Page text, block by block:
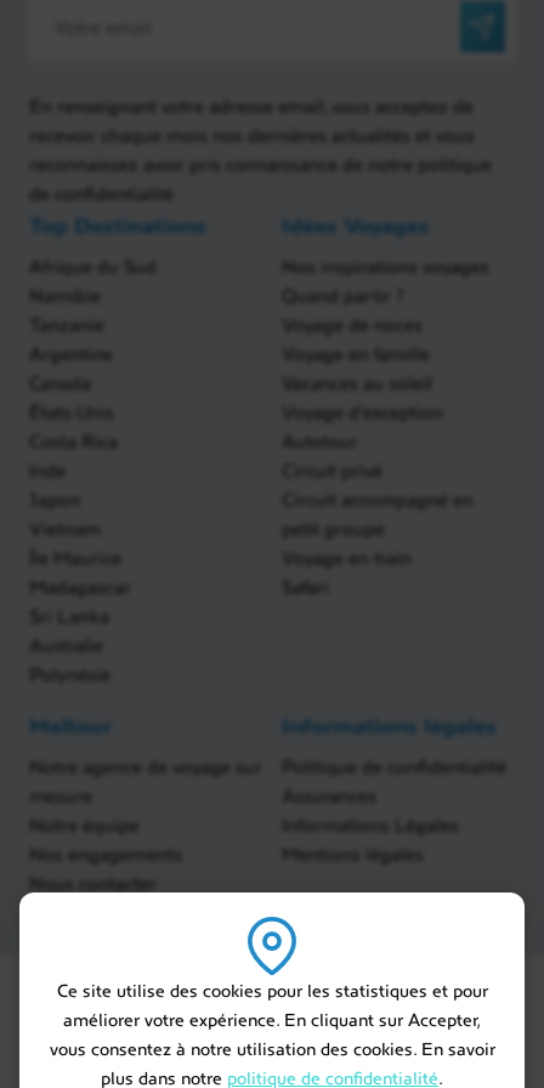
Ce site utilise des cookies pour les statistiques et pour
améliorer votre expérience. En cliquant sur Accepter,
vous consentez à notre utilisation des cookies. En savoir
plus dans notre politique de confidentialité.
En renseignant votre adresse email, vous acceptez de
recevoir chaque mois nos dernières actualités et vous
reconnaissez avoir pris connaissance de notre politique
de confidentialité
Top Destinations
Afrique du Sud
Namibie
Tanzanie
Argentine
Canada
États-Unis
Costa Rica
Inde
Japon
Vietnam
Île Maurice
Madagascar
Sri Lanka
Australie
Polynésie
Idées Voyages
Nos inspirations voyages
Quand partir ?
Voyage de noces
Voyage en famille
Vacances au soleil
Voyage d'exception
Autotour
Circuit privé
Circuit accompagné en
petit groupe
Voyage en train
Safari
Meltour
Notre agence de voyage sur
mesure
Notre équipe
Nos engagements
Nous contacter
Informations légales
Politique de confidentialité
Assurances
Informations Légales
Mentions légales